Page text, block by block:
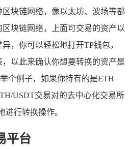
块链网络，像以太坊、波场等都
块链网络，上面可交易的资产以
，你可以轻松地打开TP钱包，
以此来确认你想要转换的资产是
个例子，如果你持有的是ETH
USDT交易对的去中心化交易所
进行转换操作。
平台